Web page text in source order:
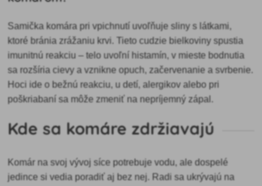
Samička komára pri vpichnutí uvoľňuje sliny s látkami,
ktoré bránia zrážaniu krvi. Tieto cudzie bielkoviny spustia
imunitnú reakciu – telo uvoľní histamín, v mieste bodnutia
sa rozšíria cievy a vznikne opuch, začervenanie a svrbenie.
Hoci ide o bežnú reakciu, u detí, alergikov alebo pri
poškriabaní sa môže zmeniť na nepríjemný zápal.
Kde sa komáre zdržiavajú
Komár na svoj vývoj síce potrebuje vodu, ale dospelé
jedince si vedia poradiť aj bez nej. Radi sa ukrývajú na